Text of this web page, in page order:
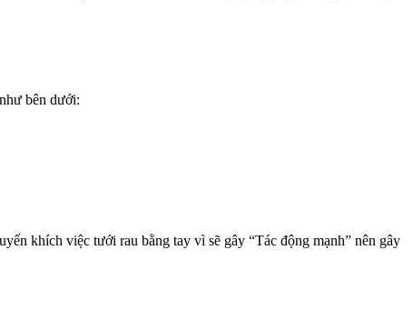
bên dưới:
khích việc tưới rau bằng tay vì sẽ gây “Tác động mạnh” nên gây